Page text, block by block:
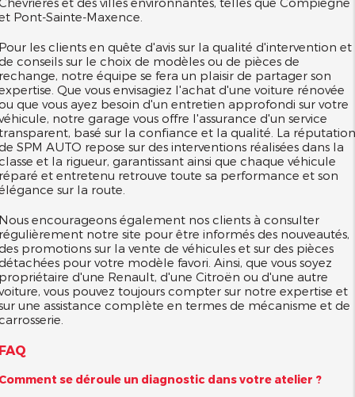
Pont-Sainte-Maxence.
les clients en quête d'avis sur la qualité d'intervention et
conseils sur le choix de modèles ou de pièces de
notre équipe se fera un plaisir de partager son
Que vous envisagiez l'achat d'une voiture rénovée
que vous ayez besoin d'un entretien approfondi sur votre
notre garage vous offre l'assurance d'un service
basé sur la confiance et la qualité. La
SPM AUTO repose sur des interventions réalisées dans la
et la rigueur, garantissant ainsi que chaque véhicule
et entretenu retrouve toute sa performance et son
sur la route.
encourageons également nos clients à consulter
notre site pour être informés des nouveautés,
promotions sur la vente de véhicules et sur des pièces
pour votre modèle favori. Ainsi, que vous soyez
d'une Renault, d'une Citroën ou d'une autre
vous pouvez toujours compter sur notre expertise et
une assistance complète en termes de mécanisme et de
se déroule un diagnostic dans votre atelier ?